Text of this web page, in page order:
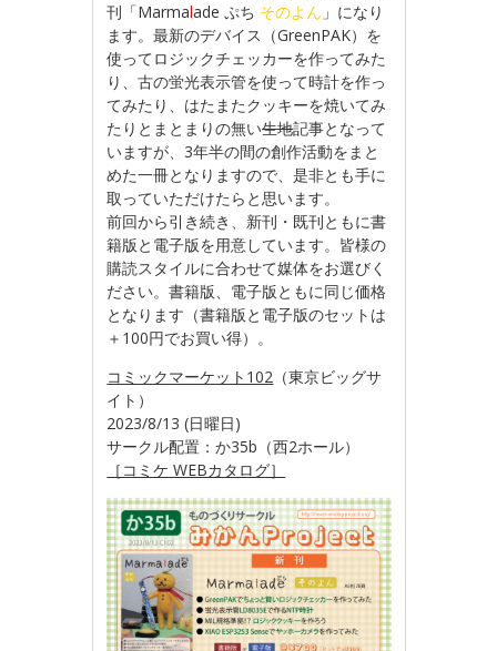
刊「Marmalade ぷち そのよん 」になり
ます。最新のデバイス（GreenPAK）を
使ってロジックチェッカーを作ってみた
り、古の蛍光表示管を使って時計を作っ
てみたり、はたまたクッキーを焼いてみ
たりとまとまりの無い生地記事となって
いますが、3年半の間の創作活動をまと
めた一冊となりますので、是非とも手に
取っていただけたらと思います。
前回から引き続き、新刊・既刊ともに書
籍版と電子版を用意しています。皆様の
購読スタイルに合わせて媒体をお選びく
ださい。書籍版、電子版ともに同じ価格
となります（書籍版と電子版のセットは
＋100円でお買い得）。
コミックマーケット102 （東京ビッグサ
イト）
2023/8/13 (日曜日)
サークル配置：か35b（西2ホール）
［コミケ WEBカタログ］